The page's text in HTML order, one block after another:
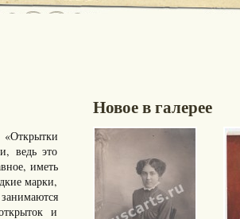
ведь это
иметь
марки,
и
Новое в галерее